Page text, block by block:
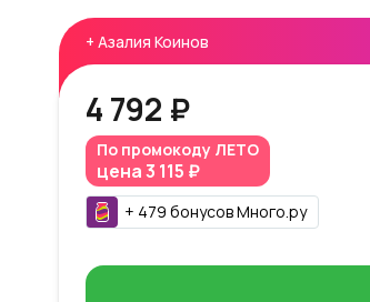
+ Азалия Коинов
4 792 ₽
По промокоду ЛЕТО
цена3 115 ₽
+ 479 бонусовМного.ру